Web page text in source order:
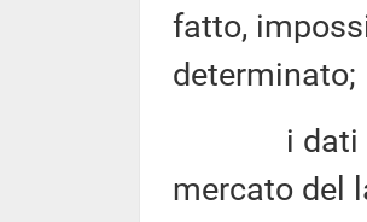
fatto,
determinato;
i dati
mercato del